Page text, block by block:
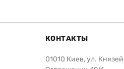
КОНТАКТЫ
01010 Киев, ул. Князей